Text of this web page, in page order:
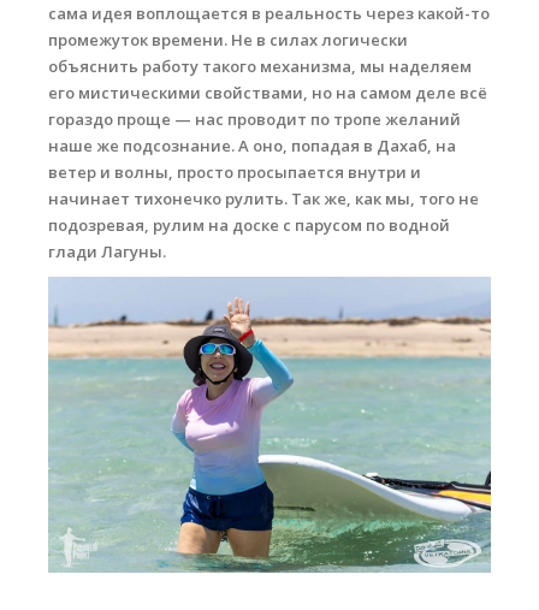
Ветратория.Вьетнам
Ветратория Россия
Ветратория.Египет
Цены
Обучение виндсерфингу
Прокат Винг Фоил
Продажа оборудования
Система скидок
Обучение кайтсерфингу
Контакты
сама идея воплощается в реальность через какой-то
промежуток времени. Не в силах логически
объяснить работу такого механизма, мы наделяем
его мистическими свойствами, но на самом деле всё
гораздо проще — нас проводит по тропе желаний
наше же подсознание. А оно, попадая в Дахаб, на
ветер и волны, просто просыпается внутри и
начинает тихонечко рулить. Так же, как мы, того не
подозревая, рулим на доске с парусом по водной
глади Лагуны.